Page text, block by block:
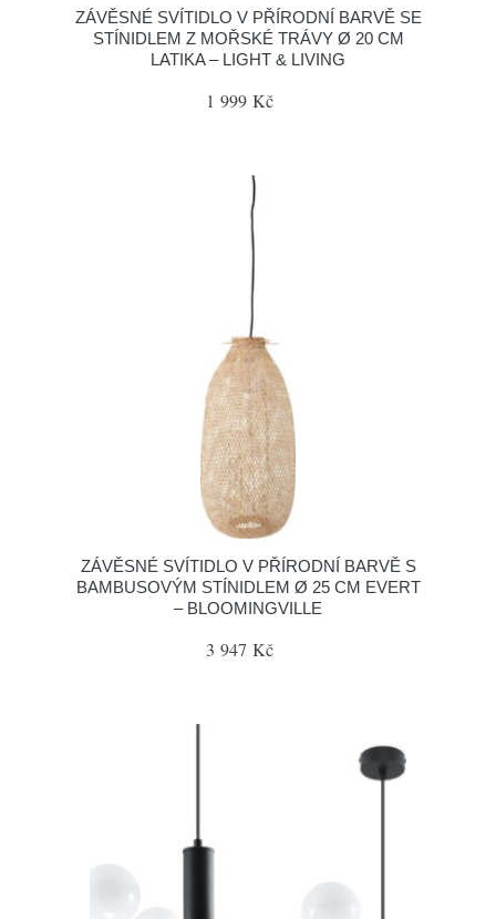
ZÁVĚSNÉ SVÍTIDLO V PŘÍRODNÍ BARVĚ SE
STÍNIDLEM Z MOŘSKÉ TRÁVY Ø 20 CM
LATIKA – LIGHT & LIVING
1 999 Kč
ZÁVĚSNÉ SVÍTIDLO V PŘÍRODNÍ BARVĚ S
BAMBUSOVÝM STÍNIDLEM Ø 25 CM EVERT
– BLOOMINGVILLE
3 947 Kč